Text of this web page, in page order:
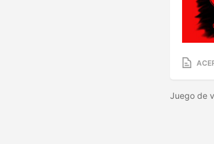
Juego de